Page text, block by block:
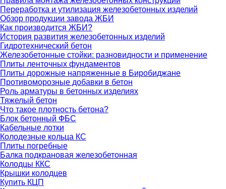
Переработка и утилизация железобетонных изделий
Обзор продукции завода ЖБИ
Как производится ЖБИ?
История развития железобетонных изделий
Гидротехнический бетон
Железобетонные стойки: разновидности и применение
Плиты ленточных фундаментов
Плиты дорожные напряженные в Биробиджане
Противоморозные добавки в бетон
Роль арматуры в бетонных изделиях
Тяжелый бетон
Что такое плотность бетона?
Блок бетонный ФБС
Кабельные лотки
Колодезные кольца КС
Плиты погребные
Балка подкрановая железобетонная
Колодцы ККС
Крышки колодцев
Купить КЦП